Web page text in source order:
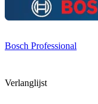
Bosch Professional
Verlanglijst